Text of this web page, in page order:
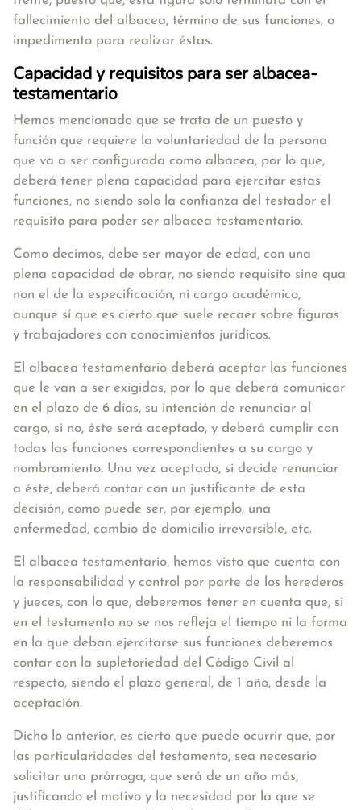
fallecimiento del albacea, término de sus funciones, o
impedimento para realizar éstas.
Capacidad y requisitos para ser albacea-
testamentario
Hemos mencionado que se trata de un puesto y
función que requiere la voluntariedad de la persona
que va a ser configurada como albacea, por lo que,
deberá tener plena capacidad para ejercitar estas
funciones, no siendo solo la confianza del testador el
requisito para poder ser albacea testamentario.
Como decimos, debe ser mayor de edad, con una
plena capacidad de obrar, no siendo requisito sine qua
non el de la especificación, ni cargo académico,
aunque sí que es cierto que suele recaer sobre figuras
y trabajadores con conocimientos jurídicos.
El albacea testamentario deberá aceptar las funciones
que le van a ser exigidas, por lo que deberá comunicar
en el plazo de 6 días, su intención de renunciar al
cargo, si no, éste será aceptado, y deberá cumplir con
todas las funciones correspondientes a su cargo y
nombramiento. Una vez aceptado, si decide renunciar
a éste, deberá contar con un justificante de esta
decisión, como puede ser, por ejemplo, una
enfermedad, cambio de domicilio irreversible, etc.
El albacea testamentario, hemos visto que cuenta con
la responsabilidad y control por parte de los herederos
y jueces, con lo que, deberemos tener en cuenta que, si
en el testamento no se nos refleja el tiempo ni la forma
en la que deban ejercitarse sus funciones deberemos
contar con la supletoriedad del Código Civil al
respecto, siendo el plazo general, de 1 año, desde la
aceptación.
Dicho lo anterior, es cierto que puede ocurrir que, por
las particularidades del testamento, sea necesario
solicitar una prórroga, que será de un año más,
justificando el motivo y la necesidad por la que se